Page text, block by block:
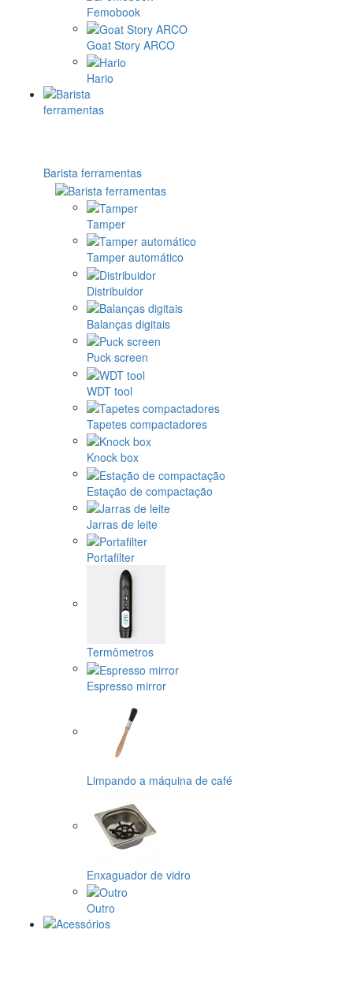
Femobook
Goat Story ARCO
Hario
Barista ferramentas
Tamper
Tamper automático
Distribuidor
Balanças digitais
Puck screen
WDT tool
Tapetes compactadores
Knock box
Estação de compactação
Jarras de leite
Portafilter
Termômetros
Espresso mirror
Limpando a máquina de café
Enxaguador de vidro
Outro